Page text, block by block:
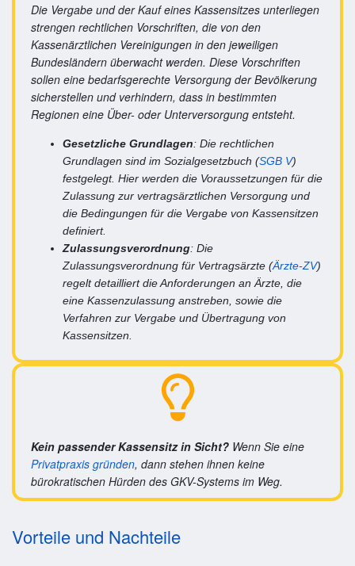
Die Vergabe und der Kauf eines Kassensitzes unterliegen
strengen rechtlichen Vorschriften, die von den
Kassenärztlichen Vereinigungen in den jeweiligen
Bundesländern überwacht werden. Diese Vorschriften
sollen eine bedarfsgerechte Versorgung der Bevölkerung
sicherstellen und verhindern, dass in bestimmten
Regionen eine Über- oder Unterversorgung entsteht.
Gesetzliche Grundlagen: Die rechtlichen
Grundlagen sind im Sozialgesetzbuch (SGB V)
festgelegt. Hier werden die Voraussetzungen für die
Zulassung zur vertragsärztlichen Versorgung und
die Bedingungen für die Vergabe von Kassensitzen
definiert.
Zulassungsverordnung: Die
Zulassungsverordnung für Vertragsärzte (Ärzte-ZV)
regelt detailliert die Anforderungen an Ärzte, die
eine Kassenzulassung anstreben, sowie die
Verfahren zur Vergabe und Übertragung von
Kassensitzen.
Kein passender Kassensitz in Sicht? Wenn Sie eine
Privatpraxis gründen, dann stehen ihnen keine
bürokratischen Hürden des GKV-Systems im Weg.
Vorteile und Nachteile